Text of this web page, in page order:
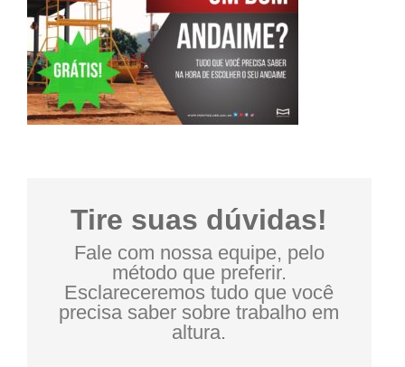
Tire suas dúvidas!
Fale com nossa equipe, pelo
método que preferir.
Esclareceremos tudo que você
precisa saber sobre trabalho em
altura.